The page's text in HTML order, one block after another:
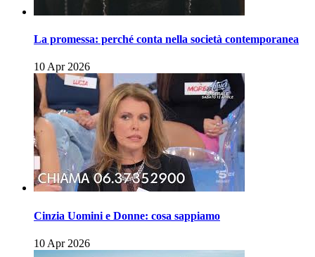
La promessa: perché conta nella società contemporanea
10 Apr 2026
Cinzia Uomini e Donne: cosa sappiamo
10 Apr 2026